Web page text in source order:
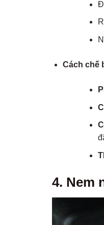
Cách chế
4. Nem